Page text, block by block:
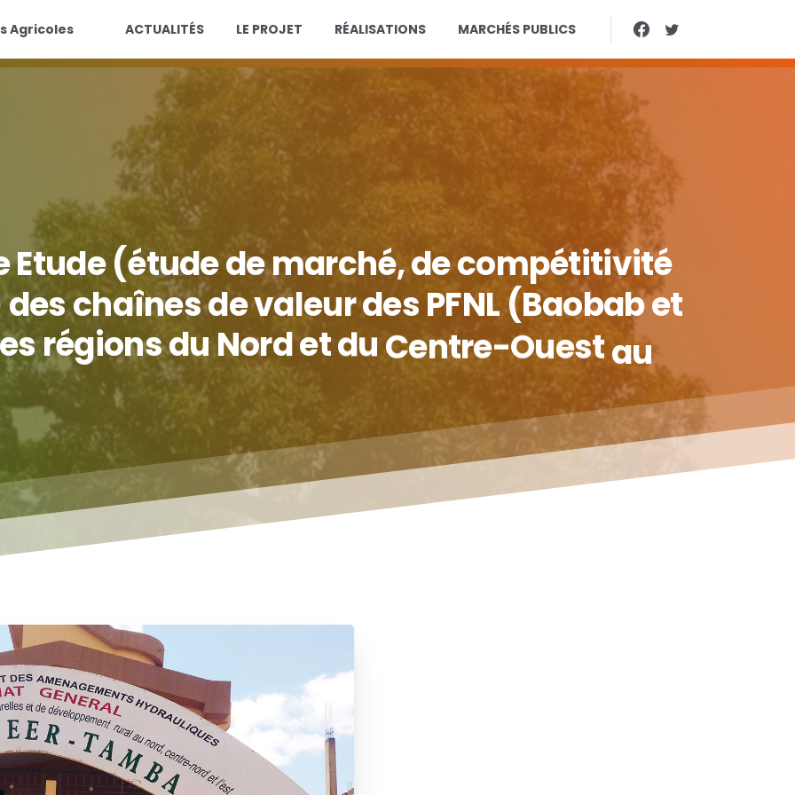
Agricoles ACTUALITÉS LE PROJET RÉALISATIONS MARCHÉS PUBLICS
Etude(étudedemarché,decompétitivité
deschaînesdevaleurdesPFNL (Baobabet
régionsduNordetduCentre-Ouestau
pour leRenforcement de la Résilience
des PetitsProducteurs